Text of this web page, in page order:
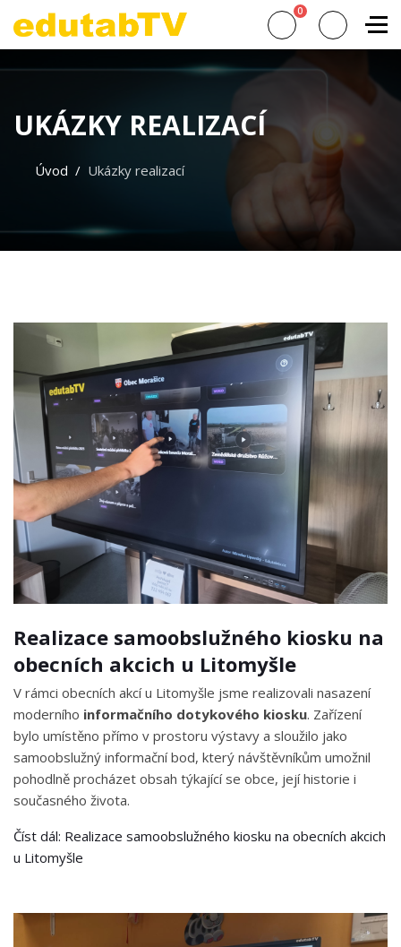
0
UKÁZKY REALIZACÍ
Úvod Ukázky realizací
Realizace samoobslužného kiosku na
obecních akcich u Litomyšle
V rámci obecních akcí u Litomyšle jsme realizovali nasazení
moderního informačního dotykového kiosku. Zařízení
bylo umístěno přímo v prostoru výstavy a sloužilo jako
samoobslužný informační bod, který návštěvníkům umožnil
pohodlně procházet obsah týkající se obce, její historie i
současného života.
Číst dál: Realizace samoobslužného kiosku na obecních akcich
u Litomyšle